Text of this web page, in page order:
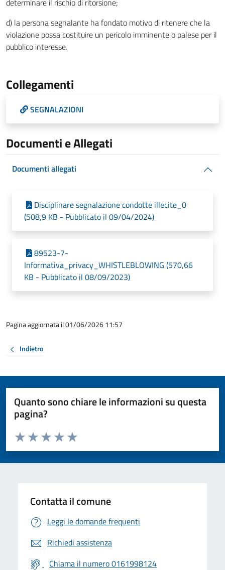
determinare il rischio di ritorsione;
d) la persona segnalante ha fondato motivo di ritenere che la
violazione possa costituire un pericolo imminente o palese per il
pubblico interesse.
Collegamenti
SEGNALAZIONI
Documenti e Allegati
Documenti allegati
Disciplinare segnalazione condotte illecite_0
(508,9 KB - Pubblicato il 09/04/2024)
89523-7-
Informativa_privacy_WHISTLEBLOWING (570,66
KB - Pubblicato il 08/09/2023)
Pagina aggiornata il 01/06/2026 11:57
Indietro
Quanto sono chiare le informazioni su questa
pagina?
Valuta da 1 a 5 stelle la pagina
Valuta 5 stelle su 5
Valuta 4 stelle su 5
Valuta 3 stelle su 5
Valuta 2 stelle su 5
Valuta 1 stelle su 5
Contatta il comune
Leggi le domande frequenti
Richiedi assistenza
Chiama il numero 0161998124